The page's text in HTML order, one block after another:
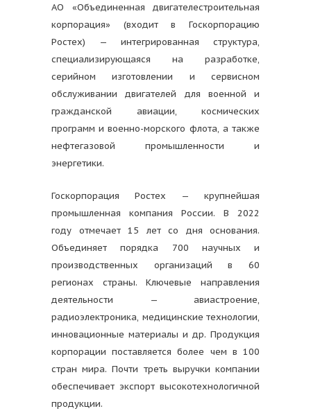
АО «Объединенная двигателестроительная
корпорация» (входит в Госкорпорацию
Ростех) — интегрированная структура,
специализирующаяся на разработке,
серийном изготовлении и сервисном
обслуживании двигателей для военной и
гражданской авиации, космических
программ и военно-морского флота, а также
нефтегазовой промышленности и
энергетики.
Госкорпорация Ростех — крупнейшая
промышленная компания России. В 2022
году отмечает 15 лет со дня основания.
Объединяет порядка 700 научных и
производственных организаций в 60
регионах страны. Ключевые направления
деятельности — авиастроение,
радиоэлектроника, медицинские технологии,
инновационные материалы и др. Продукция
корпорации поставляется более чем в 100
стран мира. Почти треть выручки компании
обеспечивает экспорт высокотехнологичной
продукции.